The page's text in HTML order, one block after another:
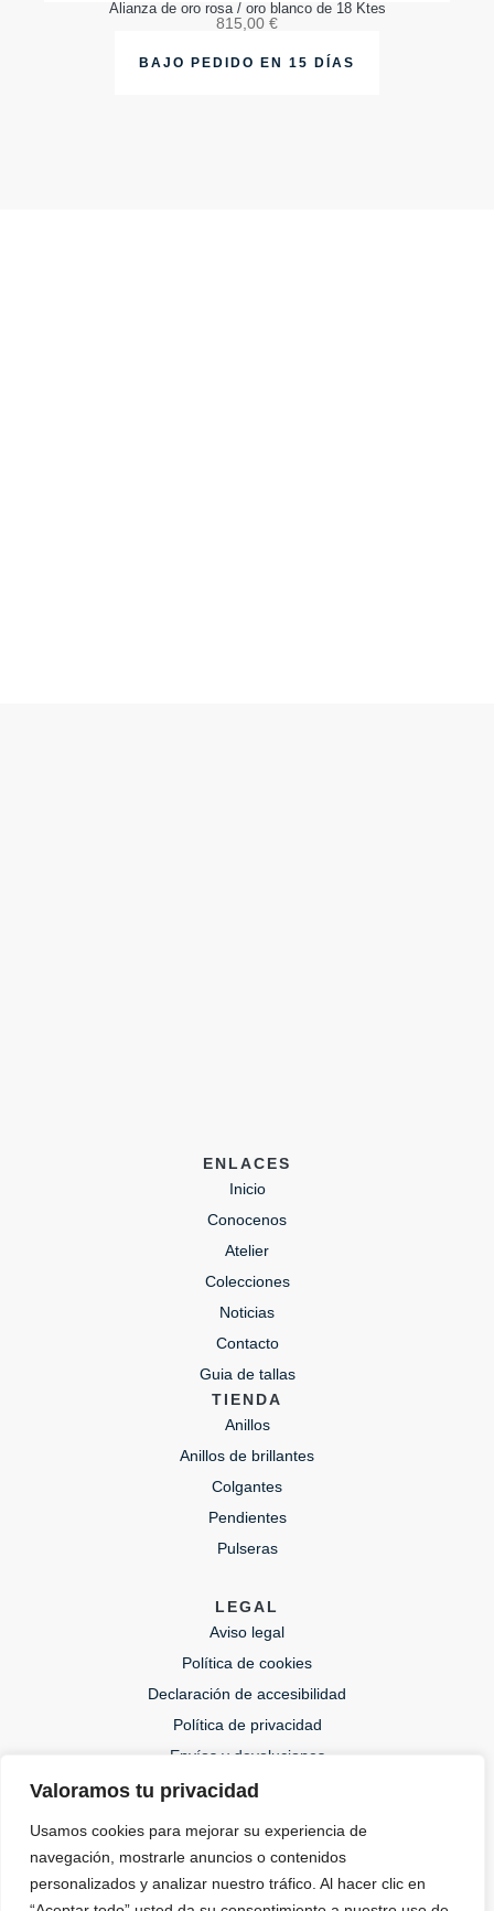
Valoramos tu privacidad
Usamos cookies para mejorar su experiencia de
navegación, mostrarle anuncios o contenidos
personalizados y analizar nuestro tráfico. Al hacer clic en
Alianza de oro rosa / oro blanco de 18 Ktes
815,00 €
BAJO PEDIDO EN 15 DÍAS
ENLACES
Inicio
Conocenos
Atelier
Colecciones
Noticias
Contacto
Guia de tallas
TIENDA
Anillos
Anillos de brillantes
Colgantes
Pendientes
Pulseras
LEGAL
Aviso legal
Política de cookies
Declaración de accesibilidad
Política de privacidad
Envíos y devoluciones
lida@lidajoies.com